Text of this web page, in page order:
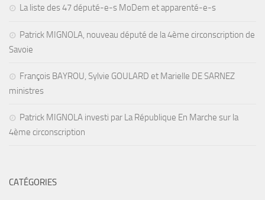
La liste des 47 député-e-s MoDem et apparenté-e-s
Patrick MIGNOLA, nouveau député de la 4ème circonscription de
Savoie
François BAYROU, Sylvie GOULARD et Marielle DE SARNEZ
ministres
Patrick MIGNOLA investi par La République En Marche sur la
4ème circonscription
CATÉGORIES